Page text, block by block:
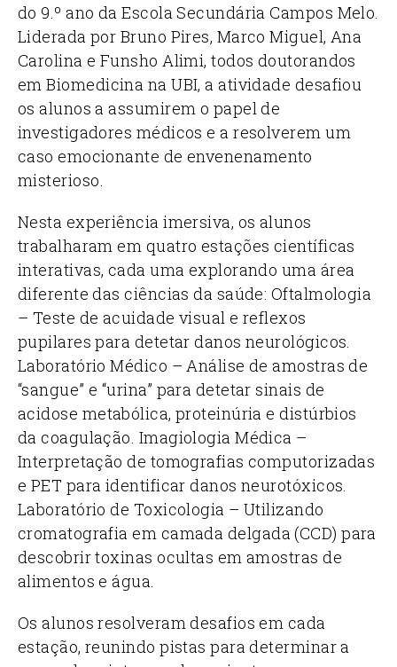
do 9.º ano da Escola Secundária Campos Melo.
Liderada por Bruno Pires, Marco Miguel, Ana
Carolina e Funsho Alimi, todos doutorandos
em Biomedicina na UBI, a atividade desafiou
os alunos a assumirem o papel de
investigadores médicos e a resolverem um
caso emocionante de envenenamento
misterioso.
Nesta experiência imersiva, os alunos
trabalharam em quatro estações científicas
interativas, cada uma explorando uma área
diferente das ciências da saúde: Oftalmologia
– Teste de acuidade visual e reflexos
pupilares para detetar danos neurológicos.
Laboratório Médico – Análise de amostras de
“sangue” e “urina” para detetar sinais de
acidose metabólica, proteinúria e distúrbios
da coagulação. Imagiologia Médica –
Interpretação de tomografias computorizadas
e PET para identificar danos neurotóxicos.
Laboratório de Toxicologia – Utilizando
cromatografia em camada delgada (CCD) para
descobrir toxinas ocultas em amostras de
alimentos e água.
Os alunos resolveram desafios em cada
estação, reunindo pistas para determinar a